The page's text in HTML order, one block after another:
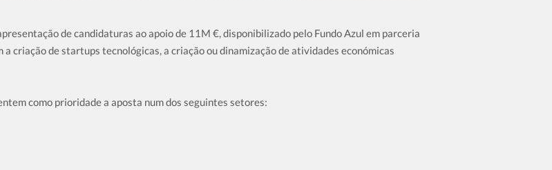
de candidaturas ao apoio de 11M €, disponibilizado pelo Fundo Azul em parceria
criação de startups tecnológicas, a criação ou dinamização de atividades económicas
como prioridade a aposta num dos seguintes setores: